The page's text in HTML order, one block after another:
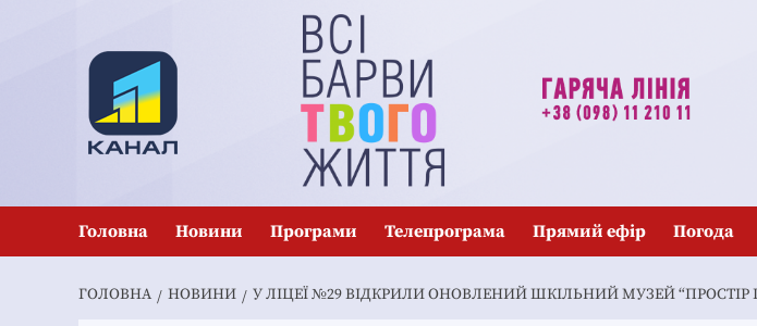
Головна Новини Програми Телепрограма Прямий ефір Погода
ГОЛОВНА НОВИНИ У ЛІЦЕЇ №29 ВІДКРИЛИ ОНОВЛЕНИЙ ШКІЛЬНИЙ МУЗЕЙ